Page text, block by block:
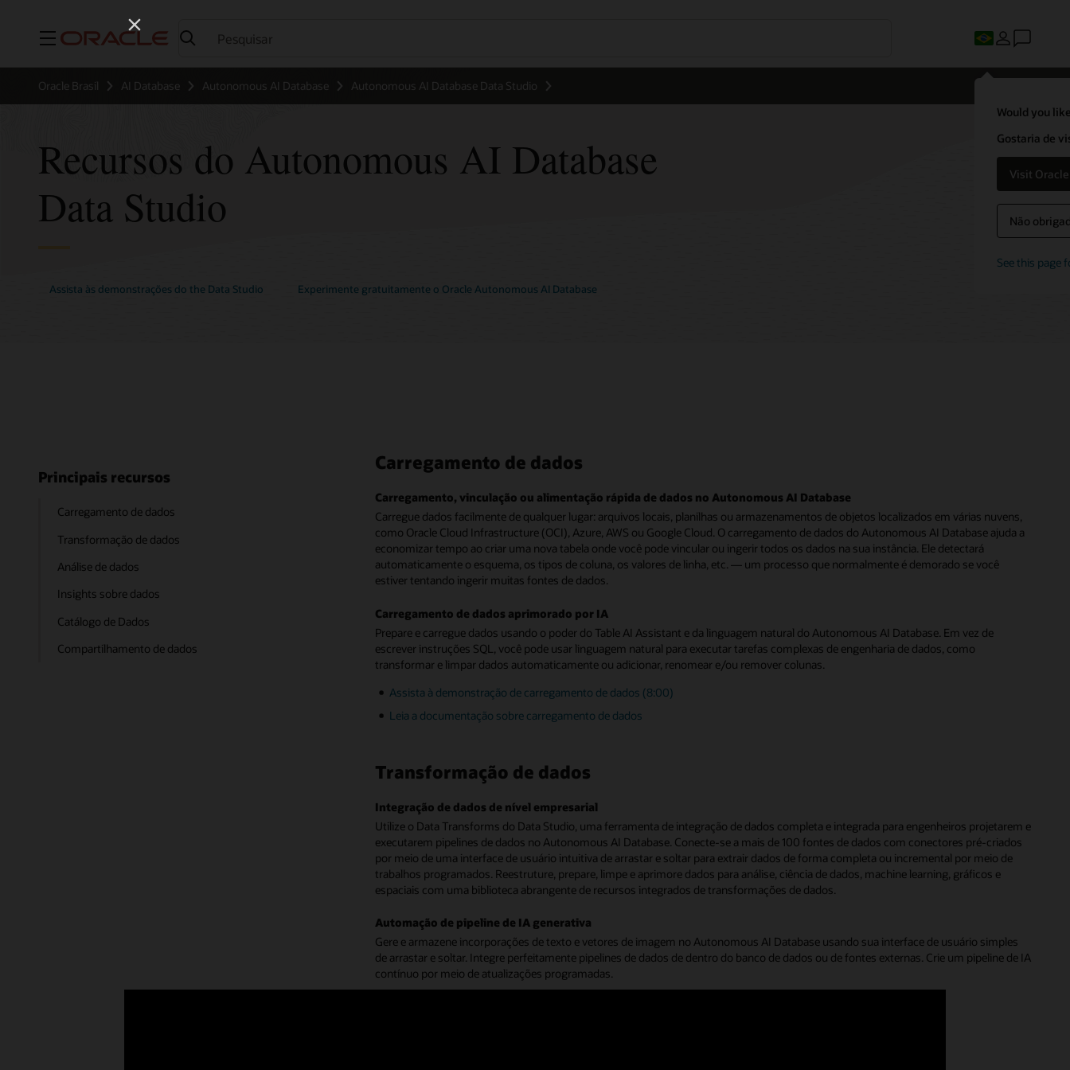
Menu
Would you
Gostaria de
Visit
Não
See this page
Oracle Brasil AI Database Autonomous AI Database Autonomous AI Database Data Studio
Recursos do Autonomous AI Database
Data Studio
Assista às demonstrações do the Data Studio Experimente gratuitamente o Oracle Autonomous AI Database
Principais recursos
Carregamento de dados
Transformação de dados
Análise de dados
Insights sobre dados
Catálogo de Dados
Compartilhamento de dados
Carregamento de dados
Carregamento, vinculação ou alimentação rápida de dados no Autonomous AI Database
Carregue dados facilmente de qualquer lugar: arquivos locais, planilhas ou armazenamentos de objetos localizados em várias nuvens,
como Oracle Cloud Infrastructure (OCI), Azure, AWS ou Google Cloud. O carregamento de dados do Autonomous AI Database ajuda a
economizar tempo ao criar uma nova tabela onde você pode vincular ou ingerir todos os dados na sua instância. Ele detectará
automaticamente o esquema, os tipos de coluna, os valores de linha, etc. — um processo que normalmente é demorado se você
estiver tentando ingerir muitas fontes de dados.
Carregamento de dados aprimorado por IA
Prepare e carregue dados usando o poder do Table AI Assistant e da linguagem natural do Autonomous AI Database. Em vez de
escrever instruções SQL, você pode usar linguagem natural para executar tarefas complexas de engenharia de dados, como
transformar e limpar dados automaticamente ou adicionar, renomear e/ou remover colunas.
Assista à demonstração de carregamento de dados (8:00)
Leia a documentação sobre carregamento de dados
Transformação de dados
Integração de dados de nível empresarial
Utilize o Data Transforms do Data Studio, uma ferramenta de integração de dados completa e integrada para engenheiros projetarem e
executarem pipelines de dados no Autonomous AI Database. Conecte-se a mais de 100 fontes de dados com conectores pré-criados
por meio de uma interface de usuário intuitiva de arrastar e soltar para extrair dados de forma completa ou incremental por meio de
trabalhos programados. Reestruture, prepare, limpe e aprimore dados para análise, ciência de dados, machine learning, gráficos e
espaciais com uma biblioteca abrangente de recursos integrados de transformações de dados.
Automação de pipeline de IA generativa
Gere e armazene incorporações de texto e vetores de imagem no Autonomous AI Database usando sua interface de usuário simples
de arrastar e soltar. Integre perfeitamente pipelines de dados de dentro do banco de dados ou de fontes externas. Crie um pipeline de IA
contínuo por meio de atualizações programadas.